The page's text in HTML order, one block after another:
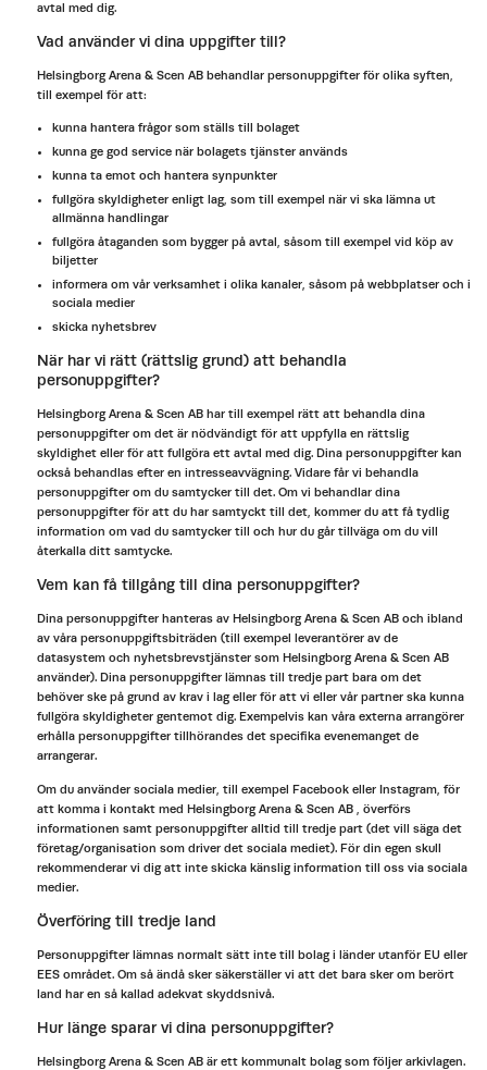
avtal med dig.
Vad använder vi dina uppgifter till?
Helsingborg Arena & Scen AB behandlar personuppgifter för olika syften,
till exempel för att:
kunna hantera frågor som ställs till bolaget
kunna ge god service när bolagets tjänster används
kunna ta emot och hantera synpunkter
fullgöra skyldigheter enligt lag, som till exempel när vi ska lämna ut
allmänna handlingar
fullgöra åtaganden som bygger på avtal, såsom till exempel vid köp av
biljetter
informera om vår verksamhet i olika kanaler, såsom på webbplatser och i
sociala medier
skicka nyhetsbrev
När har vi rätt (rättslig grund) att behandla
personuppgifter?
Helsingborg Arena & Scen AB har till exempel rätt att behandla dina
personuppgifter om det är nödvändigt för att uppfylla en rättslig
skyldighet eller för att fullgöra ett avtal med dig. Dina personuppgifter kan
också behandlas efter en intresseavvägning. Vidare får vi behandla
personuppgifter om du samtycker till det. Om vi behandlar dina
personuppgifter för att du har samtyckt till det, kommer du att få tydlig
information om vad du samtycker till och hur du går tillväga om du vill
återkalla ditt samtycke.
Vem kan få tillgång till dina personuppgifter?
Dina personuppgifter hanteras av Helsingborg Arena & Scen AB och ibland
av våra personuppgiftsbiträden (till exempel leverantörer av de
datasystem och nyhetsbrevstjänster som Helsingborg Arena & Scen AB
använder). Dina personuppgifter lämnas till tredje part bara om det
behöver ske på grund av krav i lag eller för att vi eller vår partner ska kunna
fullgöra skyldigheter gentemot dig. Exempelvis kan våra externa arrangörer
erhålla personuppgifter tillhörandes det specifika evenemanget de
arrangerar.
Om du använder sociala medier, till exempel Facebook eller Instagram, för
att komma i kontakt med Helsingborg Arena & Scen AB , överförs
informationen samt personuppgifter alltid till tredje part (det vill säga det
företag/organisation som driver det sociala mediet). För din egen skull
rekommenderar vi dig att inte skicka känslig information till oss via sociala
medier.
Överföring till tredje land
Personuppgifter lämnas normalt sätt inte till bolag i länder utanför EU eller
EES området. Om så ändå sker säkerställer vi att det bara sker om berört
land har en så kallad adekvat skyddsnivå.
Hur länge sparar vi dina personuppgifter?
Helsingborg Arena & Scen AB är ett kommunalt bolag som följer arkivlagen.